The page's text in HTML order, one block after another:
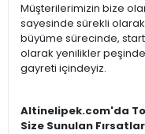
Müşterilerimizin bize
sayesinde sürekli
büyüme sürecinde,
olarak yenilikler
gayreti içindeyiz.
Altinelipek.com'da
Size Sunulan Fırsatlar